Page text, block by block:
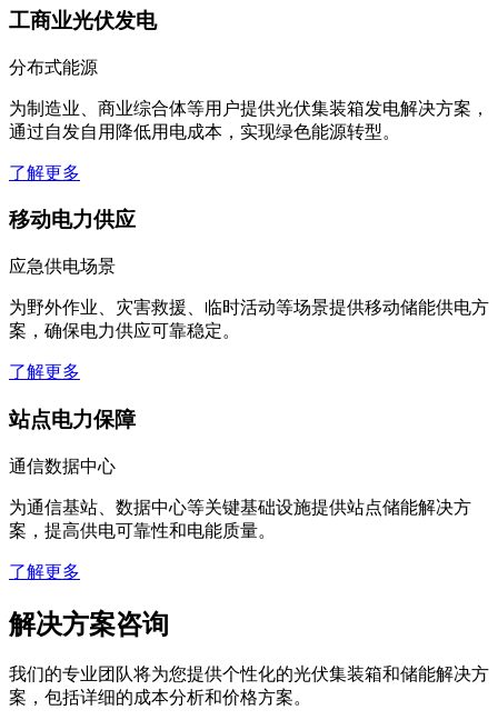
工商业光伏发电
分布式能源
为制造业、商业综合体等用户提供光伏集装箱发电解决方案，
通过自发自用降低用电成本，实现绿色能源转型。
了解更多
移动电力供应
应急供电场景
为野外作业、灾害救援、临时活动等场景提供移动储能供电方
案，确保电力供应可靠稳定。
了解更多
站点电力保障
通信数据中心
为通信基站、数据中心等关键基础设施提供站点储能解决方
案，提高供电可靠性和电能质量。
了解更多
解决方案咨询
我们的专业团队将为您提供个性化的光伏集装箱和储能解决方
案，包括详细的成本分析和价格方案。